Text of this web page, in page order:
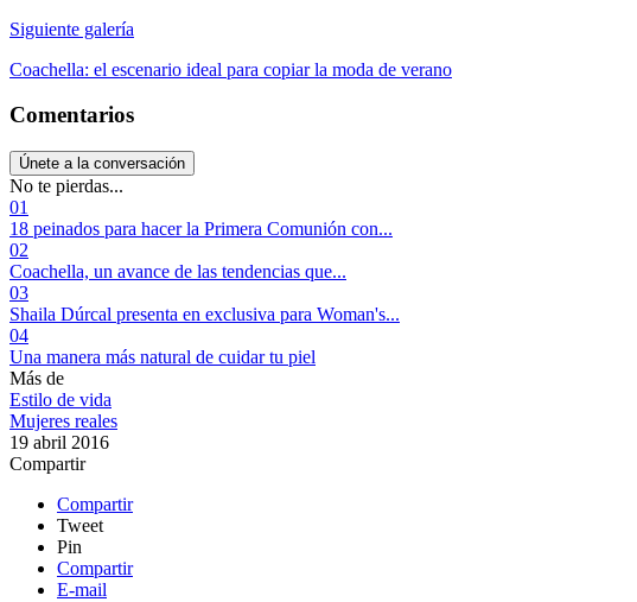
Siguiente galería
Coachella: el escenario ideal para copiar la moda de verano
Comentarios
Únete a la conversación
No te pierdas...
01
18 peinados para hacer la Primera Comunión con...
02
Coachella, un avance de las tendencias que...
03
Shaila Dúrcal presenta en exclusiva para Woman's...
04
Una manera más natural de cuidar tu piel
Más de
Estilo de vida
Mujeres reales
19 abril 2016
Compartir
Compartir
Tweet
Pin
Compartir
E-mail